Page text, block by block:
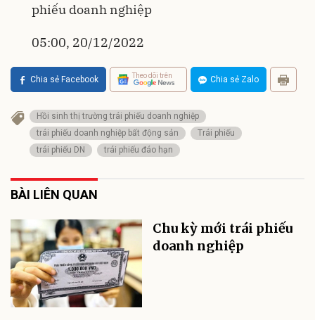
phiếu doanh nghiệp
05:00, 20/12/2022
Chia sẻ Facebook Theo dõi trên Chia sẻ Zalo
Hồi sinh thị trường trái phiếu doanh nghiệp
trái phiếu doanh nghiệp bất động sản
Trái phiếu
trái phiếu DN
trái phiếu đáo hạn
BÀI LIÊN QUAN
Chu kỳ mới trái phiếu
doanh nghiệp